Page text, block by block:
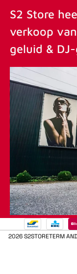
S2 Store
verkoop
geluid &
2026 S2STORETERM